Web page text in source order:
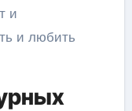
и
и любить